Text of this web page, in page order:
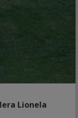
Lionela